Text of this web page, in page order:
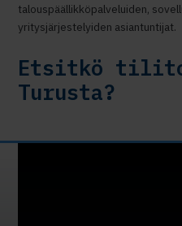
talouspäällikköpalveluiden,
yritysjärjestelyiden asiantuntijat.
Etsitkö
Turusta?